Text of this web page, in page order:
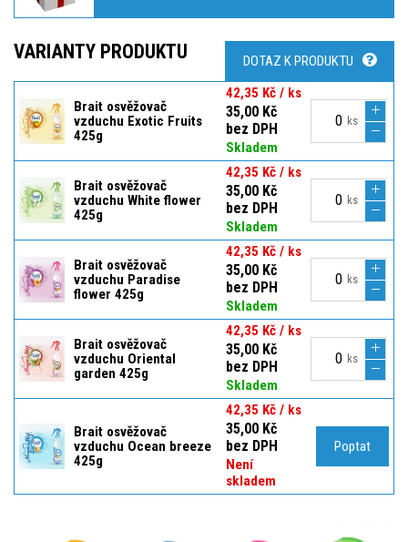
VARIANTY PRODUKTU DOTAZ K PRODUKTU
Brait osvěžovač
vzduchu Exotic Fruits
425g
42,35 Kč / ks
35,00 Kč
bez DPH
Skladem
ks
Brait osvěžovač
vzduchu White flower
425g
42,35 Kč / ks
35,00 Kč
bez DPH
Skladem
ks
Brait osvěžovač
vzduchu Paradise
flower 425g
42,35 Kč / ks
35,00 Kč
bez DPH
Skladem
ks
Brait osvěžovač
vzduchu Oriental
garden 425g
42,35 Kč / ks
35,00 Kč
bez DPH
Skladem
ks
Brait osvěžovač
vzduchu Ocean breeze
425g
42,35 Kč / ks
35,00 Kč
bez DPH
Není
skladem
Poptat